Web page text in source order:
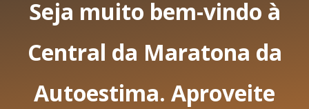
Seja muito bem-vindo à
Central da Maratona da
Autoestima. Aproveite